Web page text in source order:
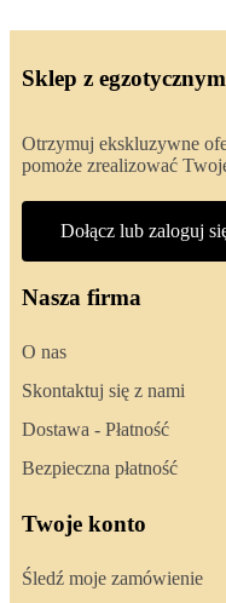
Sklep z
Otrzymuj ekskluzywne
pomoże zrealizować
Dołącz lub zaloguj
Nasza firma
O nas
Skontaktuj się z nami
Dostawa - Płatność
Bezpieczna płatność
Twoje konto
Śledź moje zamówienie